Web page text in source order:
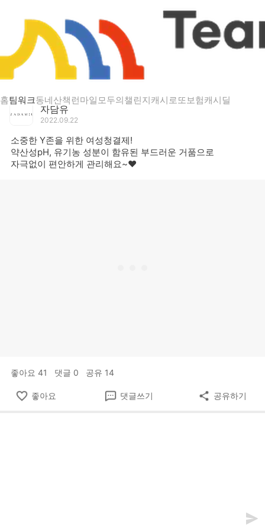
홈팀워크동네산책 런마일모두의챌린지캐시로또보험캐시딜
게시글 상세
소중한 Y존을 위한 여성청결제!
자담유
2022.09.22
소중한 Y존을 위한 여성청결제!
약산성pH, 유기농 성분이 함유된 부드러운 거품으로
자극없이 편안하게 관리해요~❤
좋아요 41 댓글 0 공유 14
좋아요 댓글쓰기 공유하기